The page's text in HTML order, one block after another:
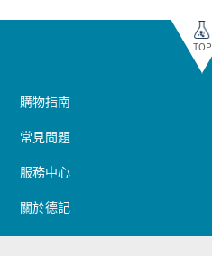
TOP
購物指南
常見問題
服務中心
關於德記